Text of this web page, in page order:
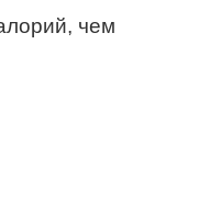
чем